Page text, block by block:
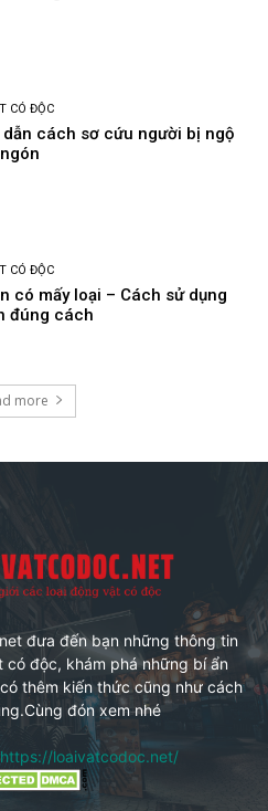
CÓ ĐỘC
dẫn cách sơ cứu người bị ngộ
CÓ ĐỘC
có mấy loại – Cách sử dụng
đúng cách
more
đưa đến bạn những thông tin
độc, khám phá những bí ẩn
thêm kiến thức cũng như cách
đón xem nhé
https://loaivatcodoc.net/